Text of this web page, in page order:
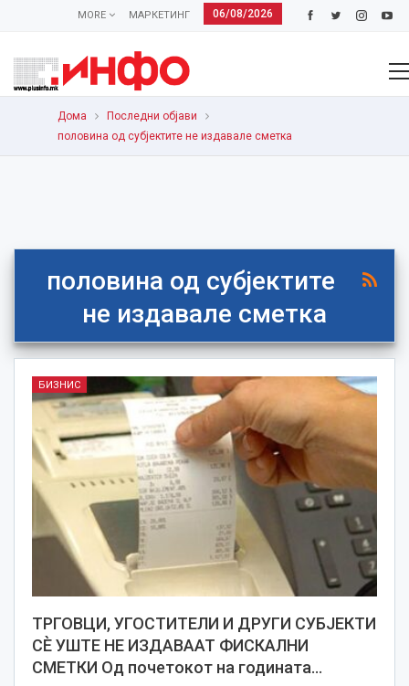
06/08/2026
МАРКЕТИНГ
MORE
Дома
Последни објави
половина од субјектите не издавале сметка
половина од субјектите
не издавале сметка
БИЗНИС
ТРГОВЦИ, УГОСТИТЕЛИ И ДРУГИ СУБЈЕКТИ
СÈ УШТЕ НЕ ИЗДАВААТ ФИСКАЛНИ
СМЕТКИ Од почетокот на годината…